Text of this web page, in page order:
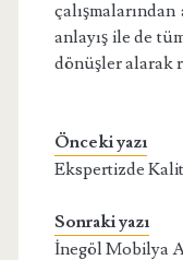
anlayış ile de
dönüşler alarak
Önceki yazı
Ekspertizde
Sonraki yazı
İnegöl Mobilya